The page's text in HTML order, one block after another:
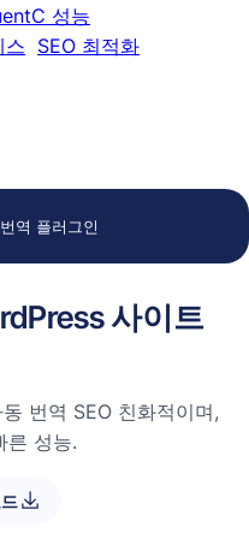
성능
스 SEO 최적화
역 플러그인
사이트
번역 SEO 친화적이며,
른 성능.